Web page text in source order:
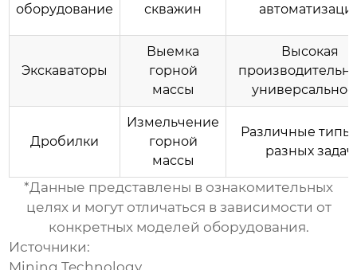
оборудование
скважин
Экскаваторы
Выемка
горной
массы
Высокая
Дробилки
Измельчение
горной
массы
Различные типы
разных задач
*Данные представлены в ознакомительных
целях и могут отличаться в зависимости от
конкретных моделей оборудования.
Источники: